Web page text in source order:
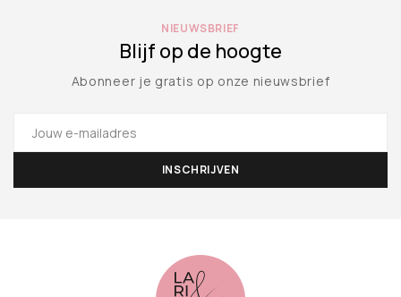
NIEUWSBRIEF
Blijf op de hoogte
Abonneer je gratis op onze nieuwsbrief